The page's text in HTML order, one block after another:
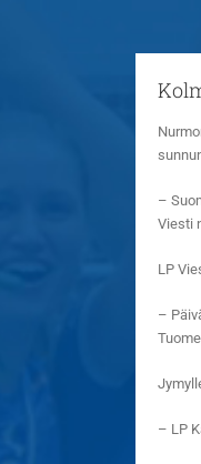
–
Viesti
LP
–
– LP